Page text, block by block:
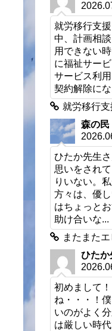
就労移行支
中、計画相
用できない
に福祉サー
サービス利
契約解除にな
就労移行
森の民
ひたか先生
思いをされ
りいない。
方々は、優
はちょっと
助け合いな...
またまた
ひたか
初めまして
ね・・・！
いのがよく
は厳しい時